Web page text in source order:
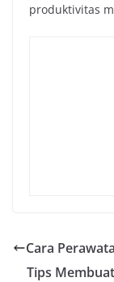
produktivitas
Cara
Tips